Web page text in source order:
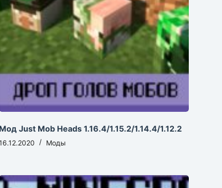
Мод Just Mob Heads 1.16.4/1.15.2/1.14.4/1.12.2
Моды